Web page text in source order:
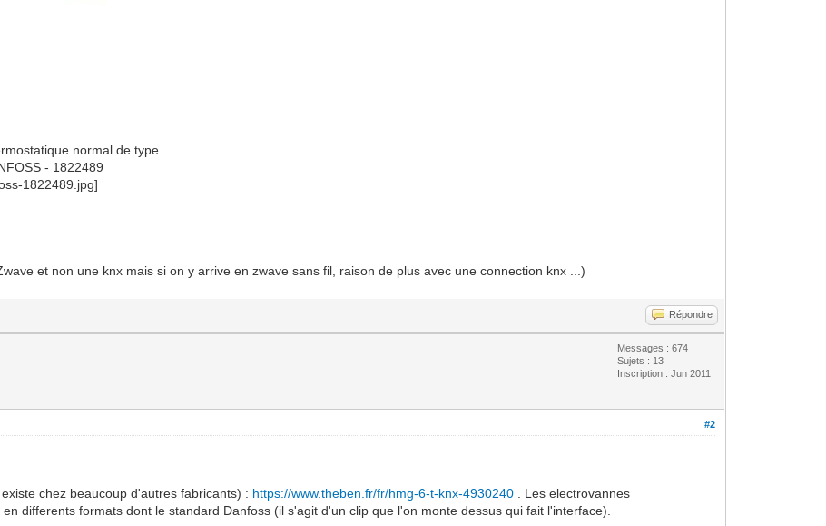
normal de type
- 1822489
et non une knx mais si on y arrive en zwave sans fil, raison de plus avec une connection knx ...)
Répondre
Messages : 674
Sujets : 13
Inscription : Jun 2011
#2
chez beaucoup d'autres fabricants) : https://www.theben.fr/fr/hmg-6-t-knx-4930240 . Les electrovannes
differents formats dont le standard Danfoss (il s'agit d'un clip que l'on monte dessus qui fait l'interface).